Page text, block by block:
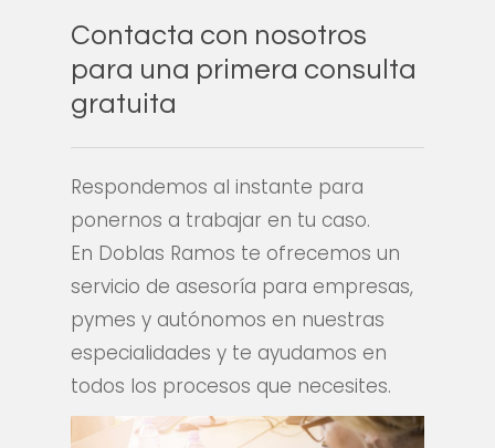
Contacta con nosotros
para una primera consulta
gratuita
Respondemos al instante para
ponernos a trabajar en tu caso.
En Doblas Ramos te ofrecemos un
servicio de asesoría para empresas,
pymes y autónomos en nuestras
especialidades y te ayudamos en
todos los procesos que necesites.